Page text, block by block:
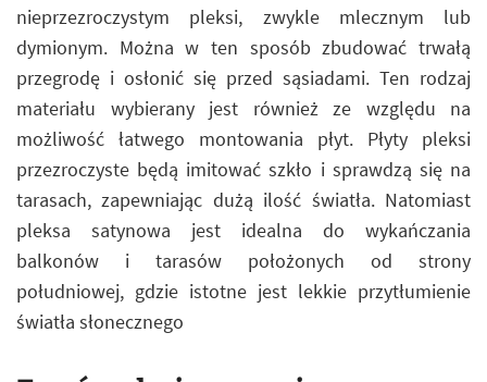
nieprzezroczystym pleksi, zwykle mlecznym lub
dymionym. Można w ten sposób zbudować trwałą
przegrodę i osłonić się przed sąsiadami. Ten rodzaj
materiału wybierany jest również ze względu na
możliwość łatwego montowania płyt. Płyty pleksi
przezroczyste będą imitować szkło i sprawdzą się na
tarasach, zapewniając dużą ilość światła. Natomiast
pleksa satynowa jest idealna do wykańczania
balkonów i tarasów położonych od strony
południowej, gdzie istotne jest lekkie przytłumienie
światła słonecznego